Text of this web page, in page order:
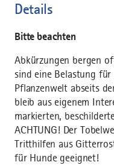
Details
Bitte beachten
Abkürzungen bergen
sind eine Belastung
Pflanzenwelt abseits
bleib aus eigenem
markierten,
ACHTUNG! Der
Tritthilfen aus
für Hunde geeignet!